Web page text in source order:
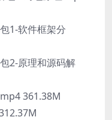
1-软件框架分
2-原理和源码解
361.38M